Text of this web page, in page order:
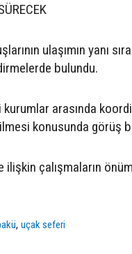
ulaşımın yanı
bulundu.
kurumlar arasında
konusunda görüş
çalışmaların
,uçak seferi